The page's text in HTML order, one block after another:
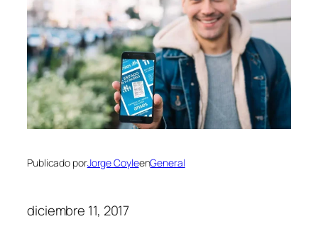
Publicado porJorge CoyleenGeneral
diciembre 11, 2017